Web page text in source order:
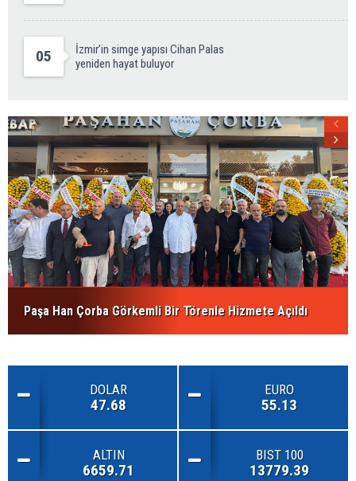
05
İzmir’in simge yapısı Cihan Palas
yeniden hayat buluyor
Paşa Han Çorba Görkemli Bir Törenle Hizmete Açıldı
DOLAR
47.68
EURO
55.13
ALTIN
6659.71
BIST 100
13779.39